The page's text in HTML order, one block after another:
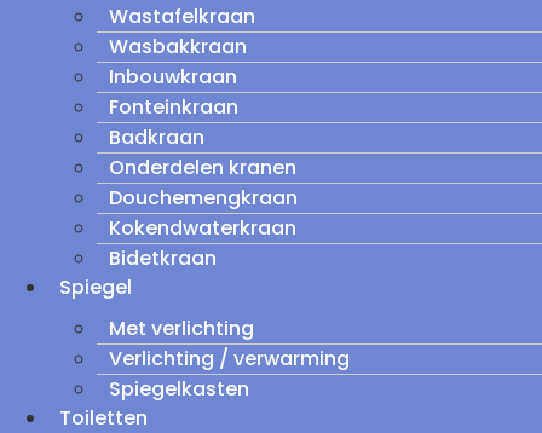
Wastafelkraan
Wasbakkraan
Inbouwkraan
Fonteinkraan
Badkraan
Onderdelen kranen
Douchemengkraan
Kokendwaterkraan
Bidetkraan
Spiegel
Met verlichting
Verlichting / verwarming
Spiegelkasten
Toiletten